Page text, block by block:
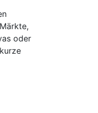
oder